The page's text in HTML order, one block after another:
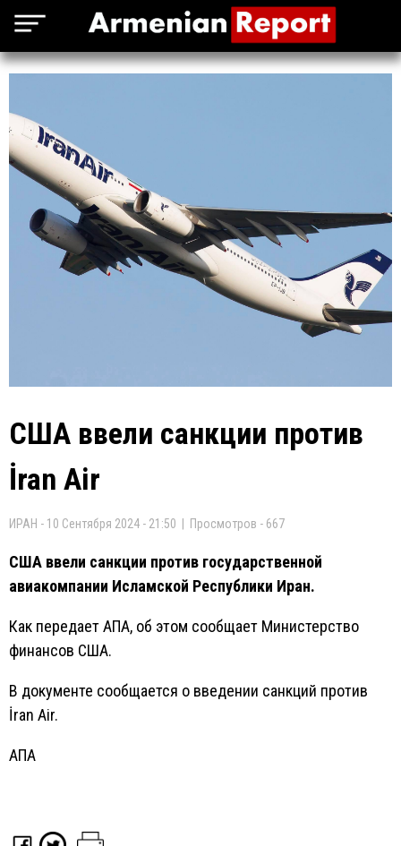
США ввели санкции против
İran Air
ИРАН - 10 Сентября 2024 - 21:50 | Просмотров - 667
США ввели санкции против государственной
авиакомпании Исламской Республики Иран.
Как передает АПА, об этом сообщает Министерство
финансов США.
В документе сообщается о введении санкций против
İran Air.
АПА